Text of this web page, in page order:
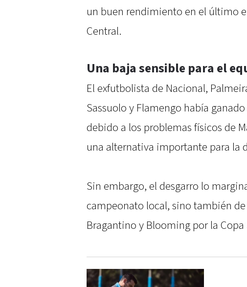
un buen rendimiento en el último
Central.
Una baja sensible para el
El exfutbolista de Nacional,
Sassuolo y Flamengo había
debido a los problemas físicos de
una alternativa importante para la
Sin embargo, el desgarro lo
campeonato local, sino también
Bragantino y Blooming por la